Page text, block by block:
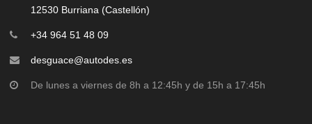
12530 Burriana (Castellón)
+34 964 51 48 09
desguace@autodes.es
De lunes a viernes de 8h a 12:45h y de 15h a 17:45h